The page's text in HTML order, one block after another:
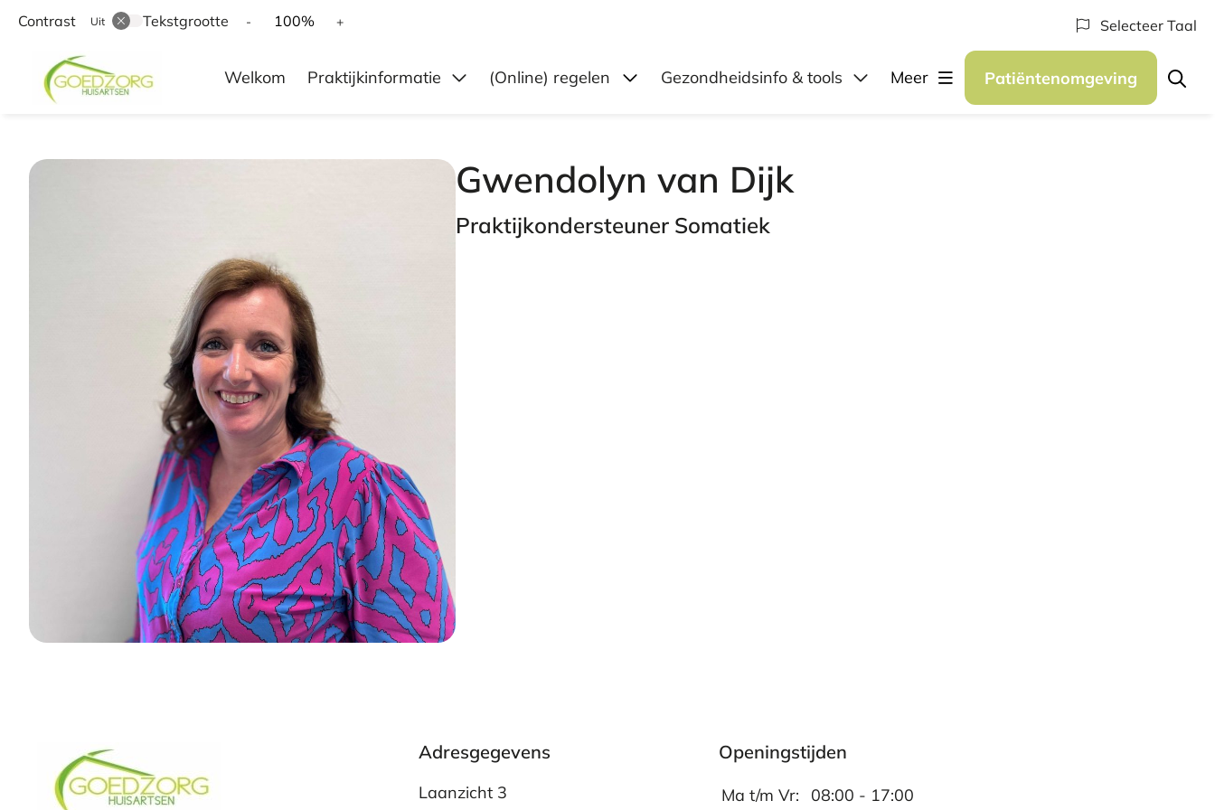
Contrast Uit Tekstgrootte
Tekst
10%
- 100%
Tekst
10%
+ Selecteer Taal
Hoofd
Welkom Praktijkinformatie (Online) regelen Submenu: (Online) regelen
Gezondheidsinfo & tools Meer Patiëntenomgeving
Gwendolyn van Dijk
Praktijkondersteuner Somatiek
Adresgegevens
Laanzicht 3
Openingstijden
Ma t/m Vr: 08:00 - 17:00